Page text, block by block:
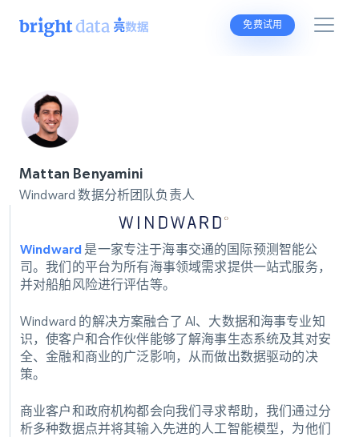
免费试用
Mattan Benyamini
Windward 数据分析团队负责人
Windward 是一家专注于海事交通的国际预测智能公
司。我们的平台为所有海事领域需求提供一站式服务，
并对船舶风险进行评估等。
Windward 的解决方案融合了 AI、大数据和海事专业知
识，使客户和合作伙伴能够了解海事生态系统及其对安
全、金融和商业的广泛影响，从而做出数据驱动的决
策。
商业客户和政府机构都会向我们寻求帮助，我们通过分
析多种数据点并将其输入先进的人工智能模型，为他们